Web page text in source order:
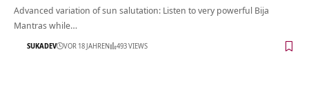
Advanced variation of sun salutation: Listen to very powerful Bija
Mantras while…
SUKADEV VOR 18 JAHREN 493 VIEWS